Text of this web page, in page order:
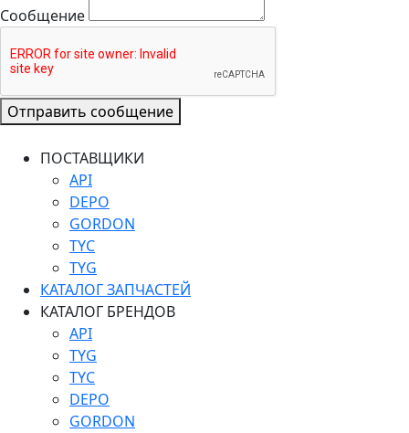
Сообщение
Отправить сообщение
ПОСТАВЩИКИ
API
DEPO
GORDON
TYC
TYG
КАТАЛОГ ЗАПЧАСТЕЙ
КАТАЛОГ БРЕНДОВ
API
TYG
TYC
DEPO
GORDON